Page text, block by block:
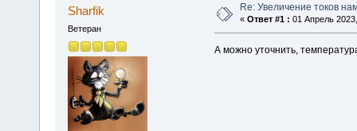
Sharfik
Ветеран
Re: Увеличение токов
« Ответ #1 : 01 Апрель
А можно уточнить,